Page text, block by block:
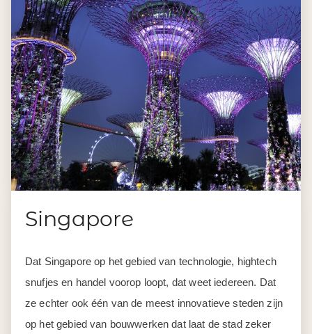
Singapore
Dat Singapore op het gebied van technologie, hightech
snufjes en handel voorop loopt, dat weet iedereen. Dat
ze echter ook één van de meest innovatieve steden zijn
op het gebied van bouwwerken dat laat de stad zeker